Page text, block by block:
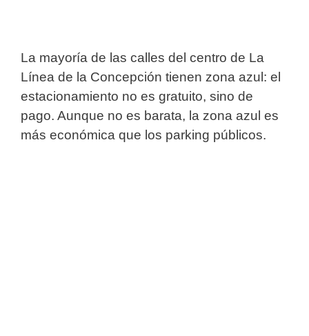
La mayoría de las calles del centro de La
Línea de la Concepción tienen zona azul: el
estacionamiento no es gratuito, sino de
pago. Aunque no es barata, la zona azul es
más económica que los parking públicos.